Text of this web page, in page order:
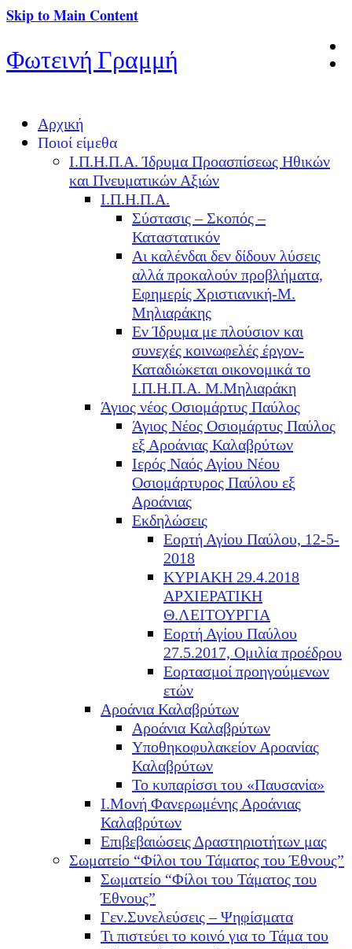
Skip to Main Content
Φωτεινή Γραμμή
Αρχική
Ποιοί είμεθα
Ι.Π.Η.Π.Α. Ίδρυμα Προασπίσεως Ηθικών
και Πνευματικών Αξιών
Ι.Π.Η.Π.Α.
Σύστασις – Σκοπός –
Καταστατικόν
Αι καλένδαι δεν δίδουν λύσεις
αλλά προκαλούν προβλήματα,
Εφημερίς Χριστιανική-Μ.
Μηλιαράκης
Εν Ίδρυμα με πλούσιον και
συνεχές κοινωφελές έργον-
Καταδιώκεται οικονομικά το
Ι.Π.Η.Π.Α. Μ.Μηλιαράκη
Άγιος νέος Οσιομάρτυς Παύλος
Άγιος Νέος Οσιομάρτυς Παύλος
εξ Αροάνιας Καλαβρύτων
Ιερός Ναός Αγίου Νέου
Οσιομάρτυρος Παύλου εξ
Αροάνιας
Εκδηλώσεις
Εορτή Αγίου Παύλου, 12-5-
2018
ΚΥΡΙΑΚΗ 29.4.2018
ΑΡΧΙΕΡΑΤΙΚΗ
Θ.ΛΕΙΤΟΥΡΓΙΑ
Εορτή Αγίου Παύλου
27.5.2017, Ομιλία προέδρου
Εορτασμοί προηγούμενων
ετών
Αροάνια Καλαβρύτων
Αροάνια Καλαβρύτων
Υποθηκοφυλακείον Αροανίας
Καλαβρύτων
Το κυπαρίσσι του «Παυσανία»
Ι.Μονή Φανερωμένης Αροάνιας
Καλαβρύτων
Επιβεβαιώσεις Δραστηριοτήτων μας
Σωματείο “Φίλοι του Τάματος του Έθνους”
Σωματείο “Φίλοι του Τάματος του
Έθνους”
Γεν.Συνελεύσεις – Ψηφίσματα
Τι πιστεύει το κοινό για το Τάμα του